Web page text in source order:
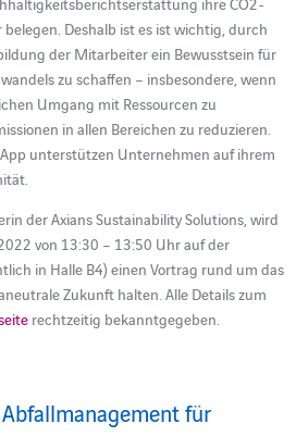
Deshalb ist es ist wichtig, durch
der Mitarbeiter ein Bewusstsein für
zu schaffen – insbesondere, wenn
Umgang mit Ressourcen zu
in allen Bereichen zu reduzieren.
unterstützen Unternehmen auf ihrem
der Axians Sustainability Solutions, wird
von 13:30 – 13:50 Uhr auf der
in Halle B4) einen Vortrag rund um das
Zukunft halten. Alle Details zum
rechtzeitig bekanntgegeben.
für